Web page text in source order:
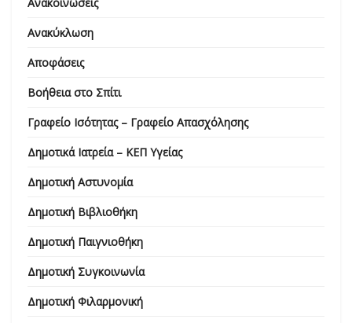
Ανακύκλωση
Αποφάσεις
Βοήθεια στο Σπίτι
Γραφείο Ισότητας – Γραφείο Απασχόλησης
Δημοτικά Ιατρεία – ΚΕΠ Υγείας
Δημοτική Αστυνομία
Δημοτική Βιβλιοθήκη
Δημοτική Παιγνιοθήκη
Δημοτική Συγκοινωνία
Δημοτική Φιλαρμονική